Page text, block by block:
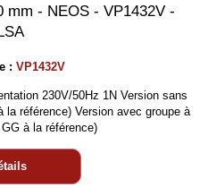
mm - NEOS - VP1432V -
: VP1432V
230V/50Hz 1N Version sans
la référence) Version avec groupe à
à la référence)